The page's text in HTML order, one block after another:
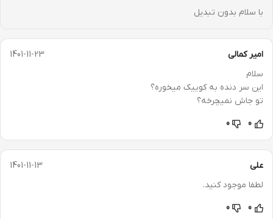
با سلام بدون تبدیل
امیر کمالی
1401-11-23
سلام
این سر دنده به کوییک میخوره؟
تو جاش نمیچرخه؟
0
0
علی
1401-11-13
لطفا موجود کنید.
0
0